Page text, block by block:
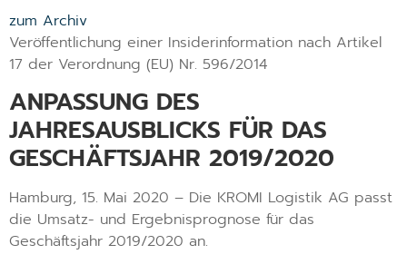
zum Archiv
Veröffentlichung einer Insiderinformation nach Artikel
17 der Verordnung (EU) Nr. 596/2014
ANPASSUNG DES
JAHRESAUSBLICKS FÜR DAS
GESCHÄFTSJAHR 2019/2020
Hamburg, 15. Mai 2020 – Die KROMI Logistik AG passt
die Umsatz- und Ergebnisprognose für das
Geschäftsjahr 2019/2020 an.